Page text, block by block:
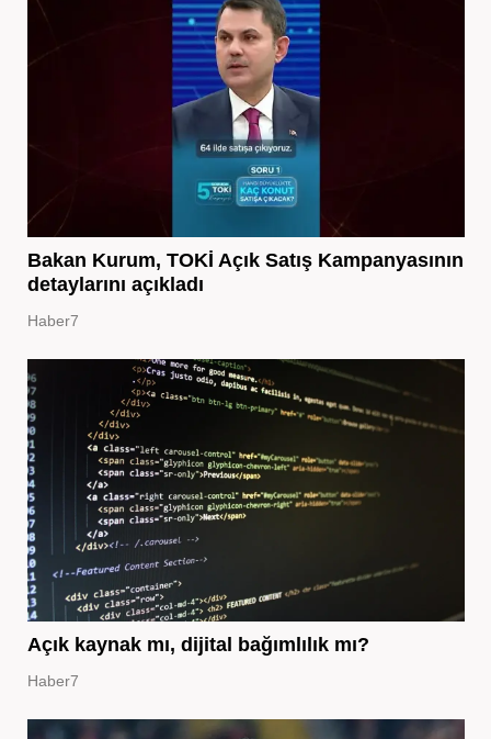
Bakan Kurum, TOKİ Açık Satış Kampanyasının
detaylarını açıkladı
Haber7
Açık kaynak mı, dijital bağımlılık mı?
Haber7